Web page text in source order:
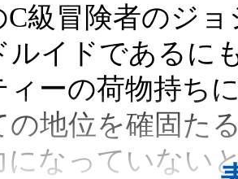
級冒険者のジョ
ルイドであるに
ィーの荷物持ち
の地位を確固た
になっていない